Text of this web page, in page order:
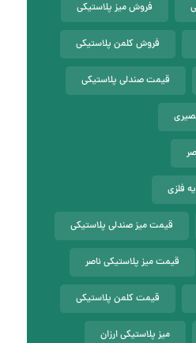
فروش میز پلاستیکی
فروش کلمن پلاستیکی
قیمت صندلی پلاستیکی
فلزی
قیمت میز صندلی پلاستیکی
قیمت میز پلاستیکی ناصر
قیمت کلمن پلاستیکی
میز پلاستیکی ارزان